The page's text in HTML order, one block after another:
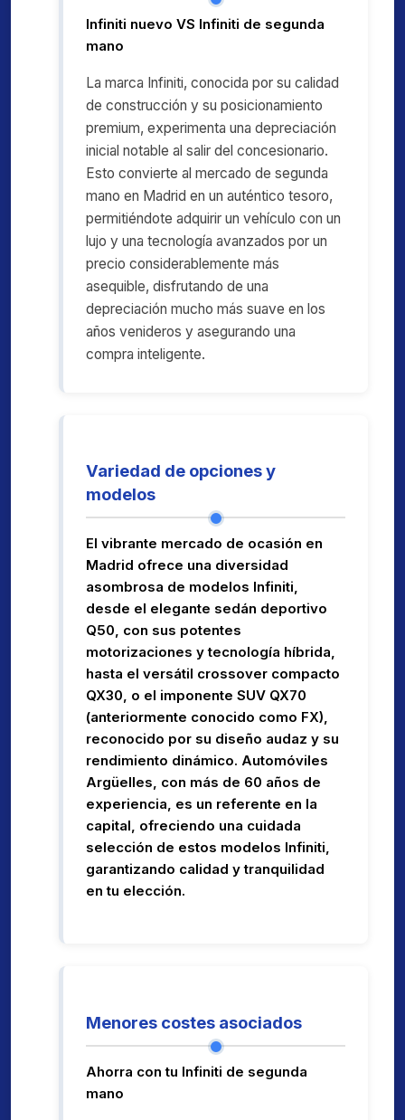
Infiniti nuevo VS Infiniti de segunda
mano
La marca Infiniti, conocida por su calidad
de construcción y su posicionamiento
premium, experimenta una depreciación
inicial notable al salir del concesionario.
Esto convierte al mercado de segunda
mano en Madrid en un auténtico tesoro,
permitiéndote adquirir un vehículo con un
lujo y una tecnología avanzados por un
precio considerablemente más
asequible, disfrutando de una
depreciación mucho más suave en los
años venideros y asegurando una
compra inteligente.
Variedad de opciones y
modelos
El vibrante mercado de ocasión en
Madrid ofrece una diversidad
asombrosa de modelos Infiniti,
desde el elegante sedán deportivo
Q50, con sus potentes
motorizaciones y tecnología híbrida,
hasta el versátil crossover compacto
QX30, o el imponente SUV QX70
(anteriormente conocido como FX),
reconocido por su diseño audaz y su
rendimiento dinámico. Automóviles
Argüelles, con más de 60 años de
experiencia, es un referente en la
capital, ofreciendo una cuidada
selección de estos modelos Infiniti,
garantizando calidad y tranquilidad
en tu elección.
Menores costes asociados
Ahorra con tu Infiniti de segunda
mano